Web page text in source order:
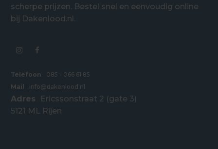
scherpe prijzen. Bestel snel en eenvoudig online
bij Dakenlood.nl.
Telefoon
085 - 066 61 85
Mail
info@dakenlood.nl
Adres
Ericssonstraat 2 (gate 3)
5121 ML Rijen